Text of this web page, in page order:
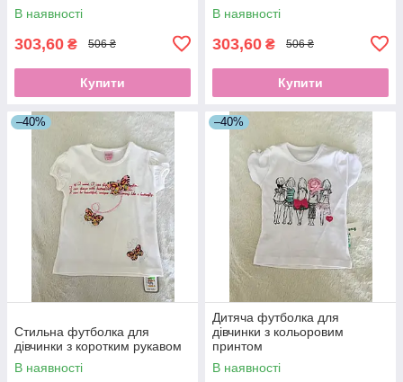
В наявності
303,60 ₴ 506 ₴
Купити
В наявності
303,60 ₴ 506 ₴
Купити
–40%
Стильна футболка для
дівчинки з коротким рукавом
В наявності
–40%
Дитяча футболка для
дівчинки з кольоровим
принтом
В наявності